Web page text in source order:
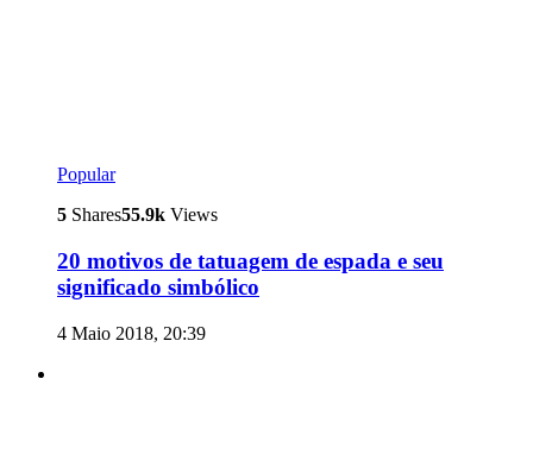
Popular
5 Shares55.9k Views
20 motivos de tatuagem de espada e seu
significado simbólico
4 Maio 2018, 20:39